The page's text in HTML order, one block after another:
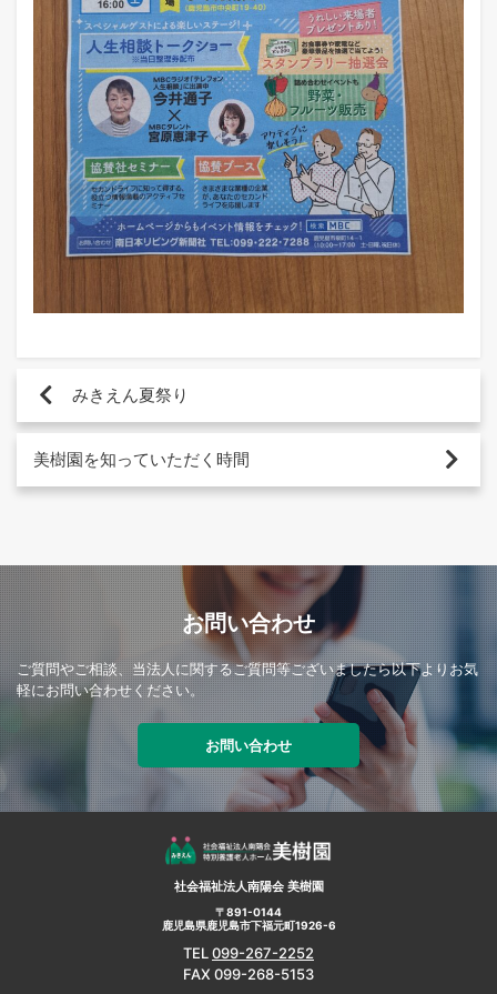
みきえん夏祭り
美樹園を知っていただく時間
お問い合わせ
ご質問やご相談、当法人に関するご質問等ございましたら以下よりお気
軽にお問い合わせください。
お問い合わせ
社会福祉法人南陽会 美樹園
〒891-0144
鹿児島県鹿児島市下福元町1926-6
TEL099-267-2252
FAX 099-268-5153